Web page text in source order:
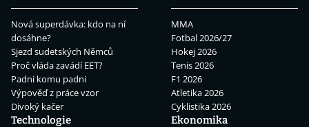
Nová superdávka: kdo na ní
dosáhne?
Sjezd sudetských Němců
Proč vláda zavádí EET?
Padni komu padni
Výpověď z práce vzor
Divoký kačer
MMA
Fotbal 2026/27
Hokej 2026
Tenis 2026
F1 2026
Atletika 2026
Cyklistika 2026
Technologie
Ekonomika